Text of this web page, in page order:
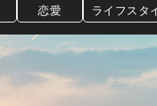
恋愛 ライフスタ